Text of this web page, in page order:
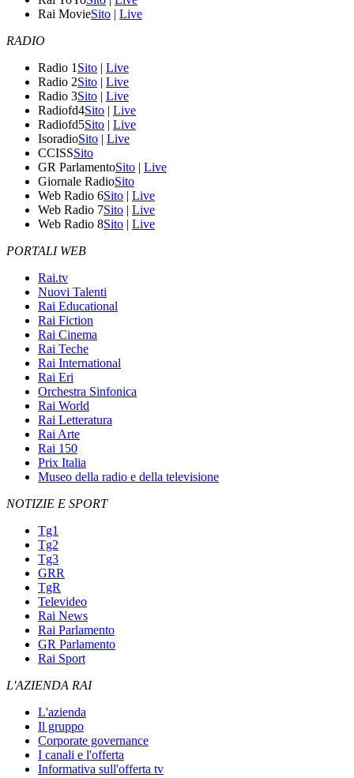
Rai MovieSito | Live
RADIO
Radio 1 Sito | Live
Radio 2Sito | Live
Radio 3Sito | Live
Radiofd4Sito | Live
Radiofd5Sito | Live
IsoradioSito | Live
CCISSSito
GR ParlamentoSito | Live
Giornale RadioSito
Web Radio 6Sito | Live
Web Radio 7Sito | Live
Web Radio 8Sito | Live
PORTALI WEB
Rai.tv
Nuovi Talenti
Rai Educational
Rai Fiction
Rai Cinema
Rai Teche
Rai International
Rai Eri
Orchestra Sinfonica
Rai World
Rai Letteratura
Rai Arte
Rai 150
Prix Italia
Museo della radio e della televisione
NOTIZIE E SPORT
Tg1
Tg2
Tg3
GRR
TgR
Televideo
Rai News
Rai Parlamento
GR Parlamento
Rai Sport
L'AZIENDA RAI
L'azienda
Il gruppo
Corporate governance
I canali e l'offerta
Informativa sull'offerta tv